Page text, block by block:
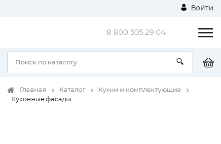
Войти
8 800 505 29 04
Главная Каталог
Кухни и комплектующие
Кухонные фасады